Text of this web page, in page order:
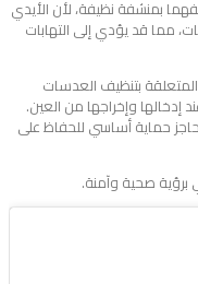
بمنشفة نظيفة، لأن الأيدي
مما قد يؤدي إلى التهابات
المتعلقة بتنظيف العدسات
إدخالها وإخراجها من العين.
حماية أساسي للحفاظ على
برؤية صحية وآمنة.